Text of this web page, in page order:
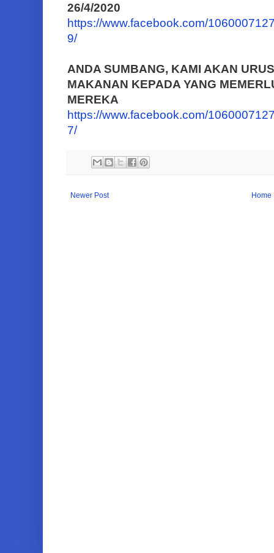
26/4/2020
https://www.facebook.com/
9/
ANDA SUMBANG, KAMI AKAN
MAKANAN KEPADA YANG
MEREKA
https://www.facebook.com/
7/
Newer Post Home